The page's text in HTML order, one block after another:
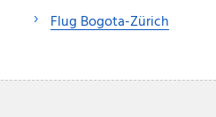
Flug Bogota-Zürich